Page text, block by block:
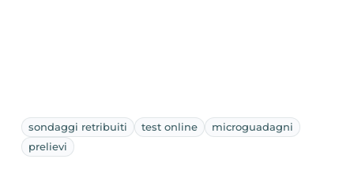
sondaggi retribuiti test online
microguadagni
prelievi